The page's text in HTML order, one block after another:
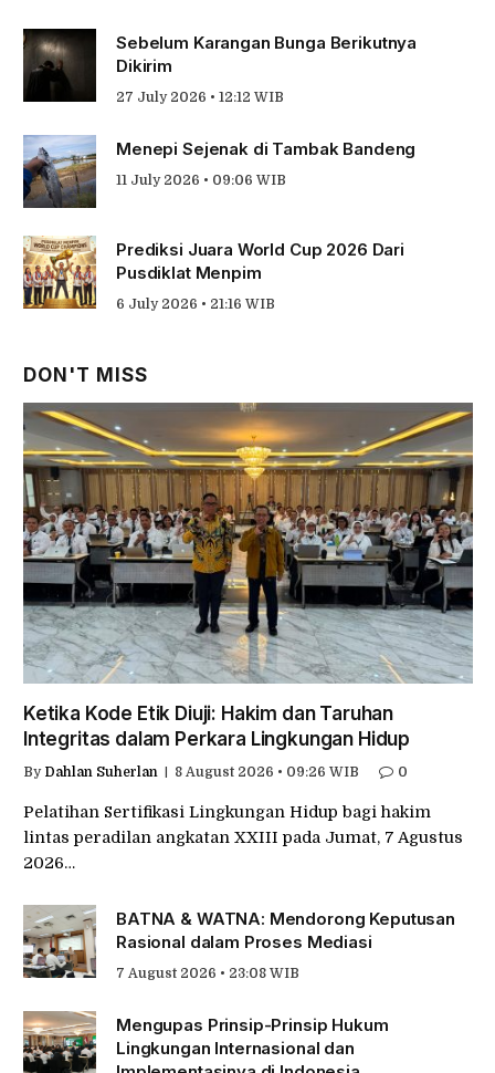
Sebelum Karangan Bunga Berikutnya
Dikirim
27 July 2026 • 12:12 WIB
Menepi Sejenak di Tambak Bandeng
11 July 2026 • 09:06 WIB
Prediksi Juara World Cup 2026 Dari
Pusdiklat Menpim
6 July 2026 • 21:16 WIB
DON'T MISS
Ketika Kode Etik Diuji: Hakim dan Taruhan
Integritas dalam Perkara Lingkungan Hidup
By Dahlan Suherlan 8 August 2026 • 09:26 WIB 0
Pelatihan Sertifikasi Lingkungan Hidup bagi hakim
lintas peradilan angkatan XXIII pada Jumat, 7 Agustus
2026…
BATNA & WATNA: Mendorong Keputusan
Rasional dalam Proses Mediasi
7 August 2026 • 23:08 WIB
Mengupas Prinsip-Prinsip Hukum
Lingkungan Internasional dan